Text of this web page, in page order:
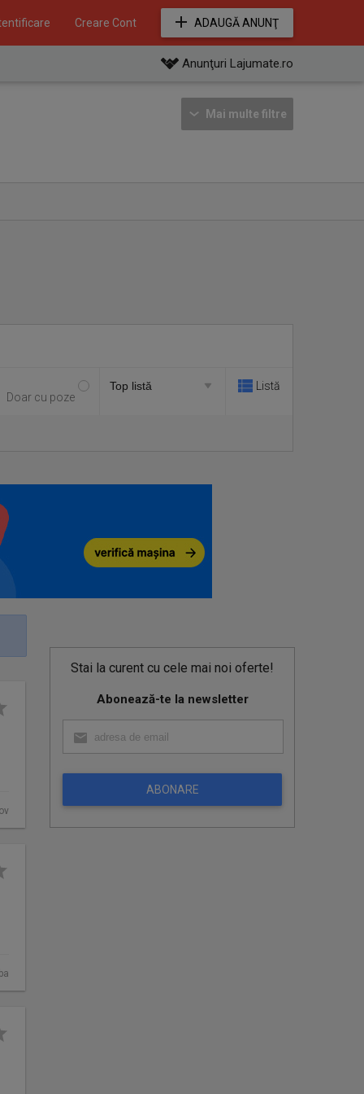
Creare Cont ADAUGĂ ANUNŢ
Anunţuri Lajumate.ro
Mai multe filtre
Doar cu poze
Listă
Stai la curent cu cele mai noi oferte!
Abonează-te la newsletter
ABONARE